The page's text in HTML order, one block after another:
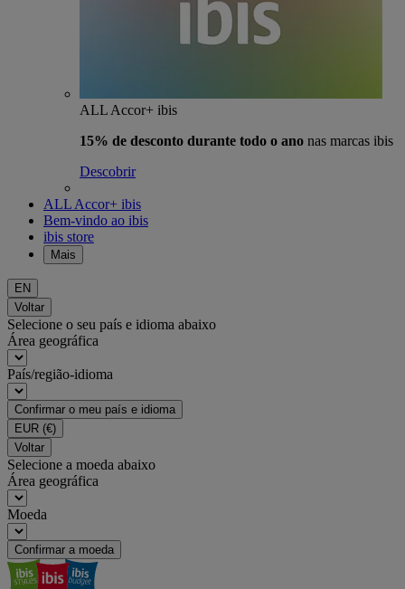
ALL Accor+ ibis
15% de desconto durante todo o ano nas marcas ibis
Descobrir
ALL Accor+ ibis
Bem-vindo ao ibis
ibis store
Mais
EN
Voltar
Selecione o seu país e idioma abaixo
Área geográfica
País/região-idioma
Confirmar o meu país e idioma
EUR (€)
Voltar
Selecione a moeda abaixo
Área geográfica
Moeda
Confirmar a moeda